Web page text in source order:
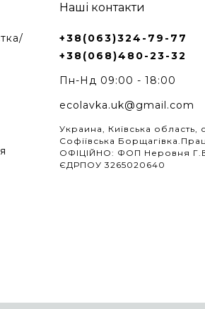
Наші контакти
+38(063)324-79-77
+38(068)480-23-32
Пн-Нд 09:00 - 18:00
ecolavka.uk@gmail.com
Украина, Київська область,
Софіївська
ОФІЦІЙНО: ФОП Неровня
ЄДРПОУ 3265020640